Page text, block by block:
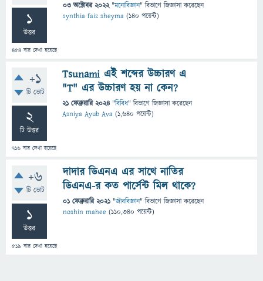
1
উত্তর
454 বার দেখা হয়েছে
03 অক্টোবর 2022 "মনোবিজ্ঞান" বিভাগে জিজ্ঞাসাকরেছেন
synthia faiz sheyma (140 পয়েন্ট)
+1
টি ভোট
2
টি উত্তর
716 বার দেখা হয়েছে
Tsunami এই শব্দের উচ্চারণ এ
"T" এর উচ্চারণ হয় না কেন?
21 ফেব্রুয়ারি 2024 "বিবিধ" বিভাগে জিজ্ঞাসাকরেছেন
Asniya Ayub Ava (1,640 পয়েন্ট)
+6
টি ভোট
1
উত্তর
519 বার দেখা হয়েছে
দাদার ডিএনএ এর সাথে নাতির
ডিএনএ-র কত পার্সেন্ট মিল থাকে?
01 ফেব্রুয়ারি 2021 "জীববিজ্ঞান" বিভাগে জিজ্ঞাসাকরেছেন
noshin mahee (110,340 পয়েন্ট)